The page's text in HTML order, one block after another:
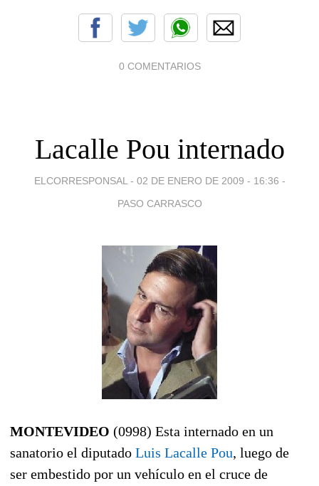
0 COMENTARIOS
Lacalle Pou internado
ELCORRESPONSAL - 02 DE ENERO DE 2009 - 16:36 -
PASO CARRASCO
MONTEVIDEO (0998) Esta internado en un
sanatorio el diputado Luis Lacalle Pou, luego de
ser embestido por un vehículo en el cruce de